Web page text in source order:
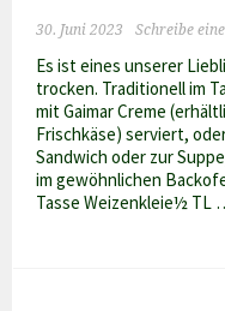
30. Juni 2023 Schreibe
Es ist eines unserer
trocken. Traditionell im
mit Gaimar Creme
Frischkäse) serviert,
Sandwich oder zur
im gewöhnlichen
Tasse Weizenkleie½